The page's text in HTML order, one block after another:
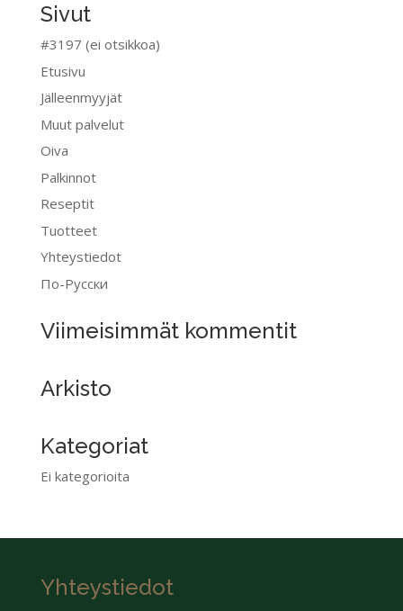
Sivut
#3197 (ei otsikkoa)
Etusivu
Jälleenmyyjät
Muut palvelut
Oiva
Palkinnot
Reseptit
Tuotteet
Yhteystiedot
По-Pусски
Viimeisimmät kommentit
Arkisto
Kategoriat
Ei kategorioita
Yhteystiedot